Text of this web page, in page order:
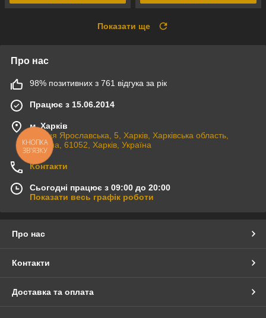
Показати ще
Про нас
98% позитивних з 761 відгука за рік
Працює з 15.06.2014
м. Харків
вулиця Ярославська, 5, Харків, Харківська область,
Україна, 61052, Харків, Україна
Контакти
Сьогодні працює з 09:00 до 20:00
Показати весь графік роботи
Про нас
Контакти
Доставка та оплата
КНОПКА
ЗВ'ЯЗКУ